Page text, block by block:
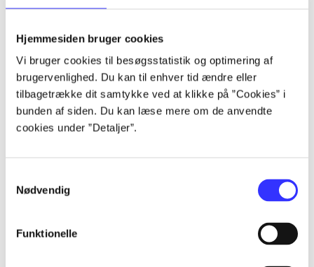
Hjemmesiden bruger cookies
Vi bruger cookies til besøgsstatistik og optimering af
brugervenlighed. Du kan til enhver tid ændre eller
tilbagetrække dit samtykke ved at klikke på ”Cookies” i
bunden af siden. Du kan læse mere om de anvendte
cookies under ”Detaljer”.
Nødvendig
Funktionelle
lorem ipsum dolor sit amet ...
lorem ipsum dolor sit amet ...
lorem ipsum dolor sit amet ...
lorem ipsum dolor sit amet ...
lorem ipsum dolor sit amet ...
lorem ipsum dolor sit amet ...
lorem ipsum dolor sit amet ...